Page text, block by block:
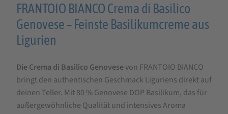
Produktbeschreibung
für
FRANTOIO
Basilikumcreme
Genovese
90
FRANTOIO BIANCO Crema di Basilico
Genovese – Feinste Basilikumcreme aus
Ligurien
Die Crema di Basilico Genovese von FRANTOIO BIANCO
bringt den authentischen Geschmack Liguriens direkt auf
deinen Teller. Mit 80 % Genovese DOP Basilikum, das für
außergewöhnliche Qualität und intensives Aroma